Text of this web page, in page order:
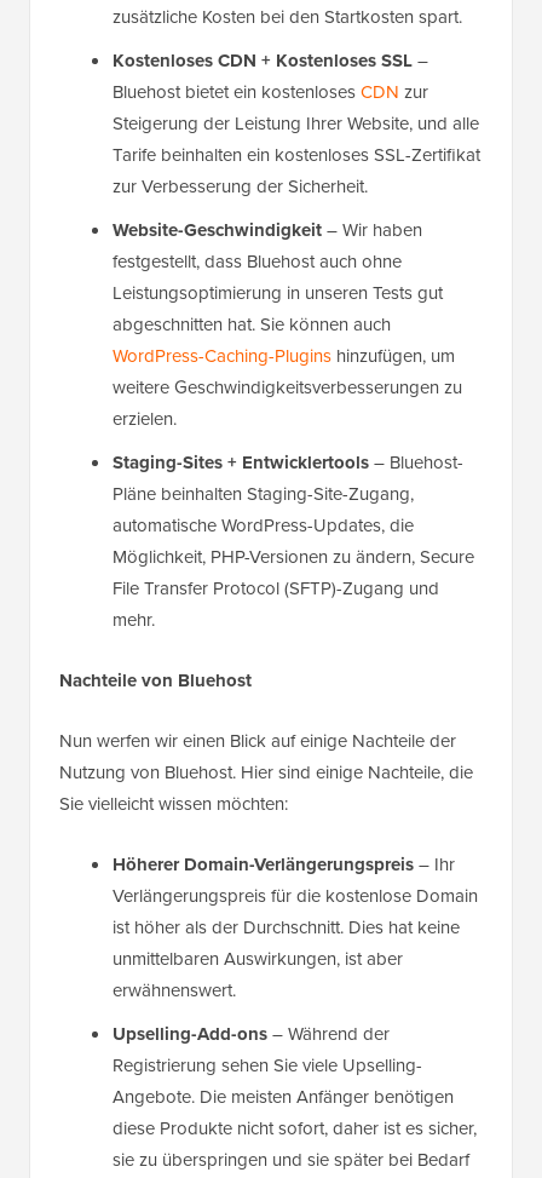
zusätzliche Kosten bei den Startkosten spart.
Kostenloses CDN + Kostenloses SSL–
Bluehost bietet ein kostenlosesCDN zur
Steigerung der Leistung Ihrer Website, und alle
Tarife beinhalten ein kostenloses SSL-Zertifikat
zur Verbesserung der Sicherheit.
Website-Geschwindigkeit– Wir haben
festgestellt, dass Bluehost auch ohne
Leistungsoptimierung in unseren Tests gut
abgeschnitten hat. Sie können auch
WordPress-Caching-Plugins hinzufügen, um
weitere Geschwindigkeitsverbesserungen zu
erzielen.
Staging-Sites + Entwicklertools– Bluehost-
Pläne beinhalten Staging-Site-Zugang,
automatische WordPress-Updates, die
Möglichkeit, PHP-Versionen zu ändern, Secure
File Transfer Protocol (SFTP)-Zugang und
mehr.
Nachteile von Bluehost
Nun werfen wir einen Blick auf einige Nachteile der
Nutzung von Bluehost. Hier sind einige Nachteile, die
Sie vielleicht wissen möchten:
Höherer Domain-Verlängerungspreis– Ihr
Verlängerungspreis für die kostenlose Domain
ist höher als der Durchschnitt. Dies hat keine
unmittelbaren Auswirkungen, ist aber
erwähnenswert.
Upselling-Add-ons– Während der
Registrierung sehen Sie viele Upselling-
Angebote. Die meisten Anfänger benötigen
diese Produkte nicht sofort, daher ist es sicher,
sie zu überspringen und sie später bei Bedarf